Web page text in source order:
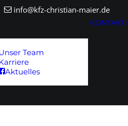
info@kfz-christian-maier.de
Team
Aktuelles
KONTAKT